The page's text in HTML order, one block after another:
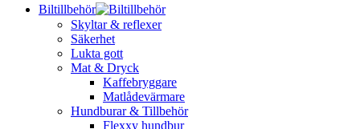
Biltillbehör
Skyltar & reflexer
Säkerhet
Lukta gott
Mat & Dryck
Kaffebryggare
Matlådevärmare
Hundburar & Tillbehör
Flexxy hundbur